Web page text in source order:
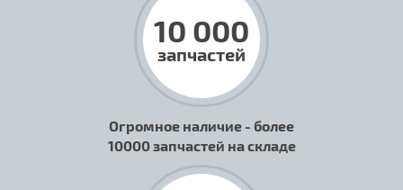
10 000
запчастей
Огромное наличие - более
10000 запчастей на складе